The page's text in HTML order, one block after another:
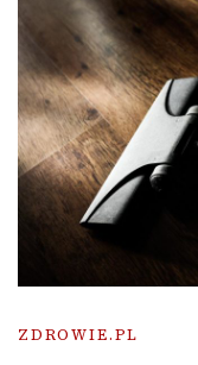
ZDROWIE.PL